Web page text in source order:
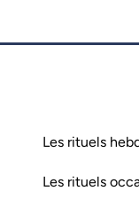
Les rituels
Les rituels